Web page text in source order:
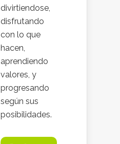
divirtiendose,
disfrutando
con lo que
hacen,
aprendiendo
valores, y
progresando
según sus
posibilidades.